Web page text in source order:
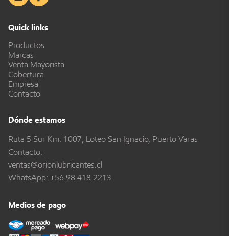
Quick links
Productos
Marcas
Venta Mayorista
Cobertura
Empresa
Contacto
Dónde estamos
Ruta 5 Sur Km. 1007, Loteo San Ignacio, Puerto Varas
Contacto:
ventas@orionlubricantes.cl
WhatsApp: +56 98 418 2213
Medios de pago